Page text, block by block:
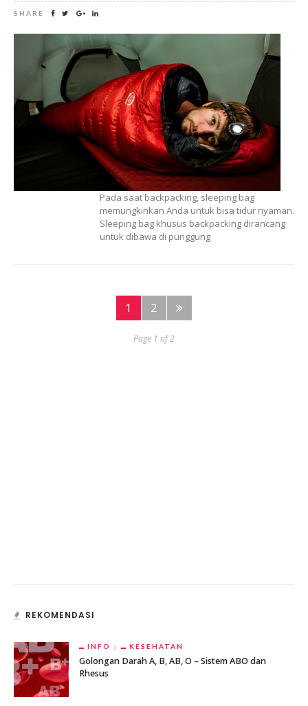
SHARE
Pada saat backpacking, sleeping bag
memungkinkan Anda untuk bisa tidur nyaman.
Sleeping bag khusus backpacking dirancang
untuk dibawa di punggung
1 2
Page 1 of 2
REKOMENDASI
INFO KESEHATAN
Golongan Darah A, B, AB, O – Sistem ABO dan
Rhesus